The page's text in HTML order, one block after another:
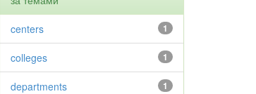
1
centers
1
colleges
1
departments